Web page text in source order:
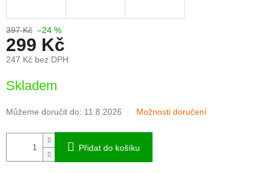
397 Kč –24 %
299 Kč
247 Kč bez DPH
cena:
Skladem
Můžeme doručit do: 11.8.2026 Možnosti doručení
Přidat do košíku